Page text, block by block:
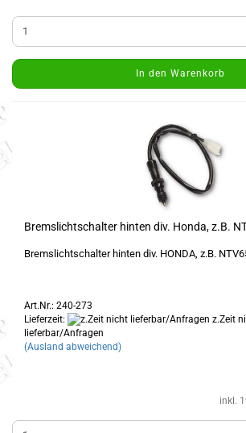
In den Warenkorb
Bremslichtschalter hinten div. Honda, z.B.
Bremslichtschalter hinten div. HONDA, z.B.
Art.Nr.: 240-273
Lieferzeit:
z.Zeit
lieferbar/Anfragen
(Ausland abweichend)
inkl.